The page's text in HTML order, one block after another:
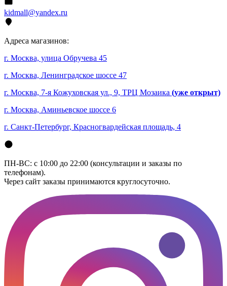
kidmall@yandex.ru
Адреса магазинов:
г. Москва, улица Обручева 45
г. Москва, Ленинградское шоссе 47
г. Москва, 7-я Кожуховская ул., 9, ТРЦ Мозаика (уже открыт)
г. Москва, Аминьевское шоссе 6
г. Санкт-Петербург, Красногвардейская площадь, 4
ПН-ВС: с 10:00 до 22:00 (консультации и заказы по
телефонам).
Через сайт заказы принимаются круглосуточно.